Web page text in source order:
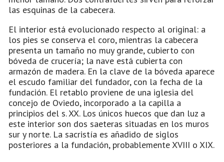
las esquinas de la cabecera.
El interior está evolucionado respecto al original: a
los pies se conserva el coro, mientras la cabecera
presenta un tamaño no muy grande, cubierto con
bóveda de crucería; la nave está cubierta con
armazón de madera. En la clave de la bóveda aparece
el escudo familiar del fundador, con la fecha de la
fundación. El retablo proviene de una iglesia del
concejo de Oviedo, incorporado a la capilla a
principios del s. XX. Los únicos huecos que dan luz a
este interior son dos saeteras situadas en los muros
sur y norte. La sacristía es añadido de siglos
posteriores a la fundación, probablemente XVIII o XIX.